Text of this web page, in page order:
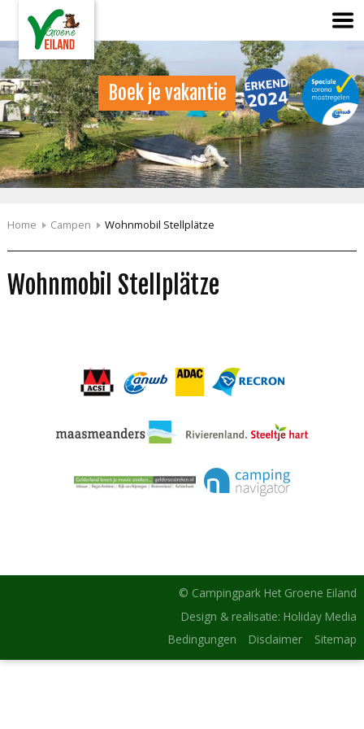
Boek je vakantie
Home Campen Wohnmobil Stellplätze
Wohnmobil Stellplätze
© Campingpark Het Groene Eiland
Design & realisatie: Holiday Media
Bedingungen
Disclaimer Sitemap